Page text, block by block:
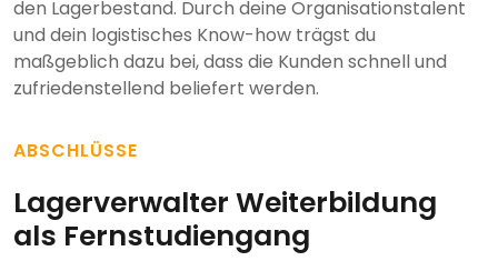
den Lagerbestand. Durch deine Organisationstalent
und dein logistisches Know-how trägst du
maßgeblich dazu bei, dass die Kunden schnell und
zufriedenstellend beliefert werden.
ABSCHLÜSSE
Lagerverwalter Weiterbildung
als Fernstudiengang